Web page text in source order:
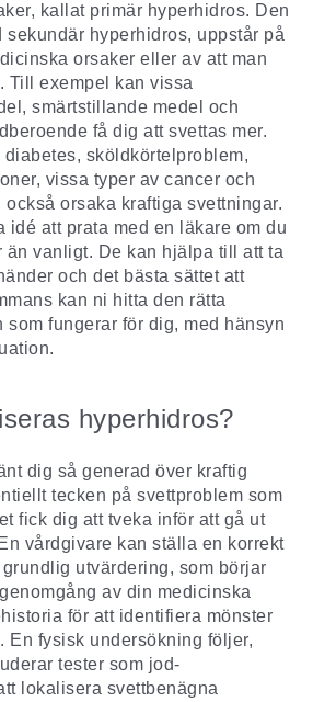
kallat primär hyperhidros. Den
sekundär hyperhidros, uppstår på
orsaker eller av att man
Till exempel kan vissa
smärtstillande medel och
få dig att svettas mer.
sköldkörtelproblem,
vissa typer av cancer och
orsaka kraftiga svettningar.
idé att prata med en läkare om du
än vanligt. De kan hjälpa till att ta
och det bästa sättet att
kan ni hitta den rätta
som fungerar för dig, med hänsyn
hyperhidros?
dig så generad över kraftig
tecken på svettproblem som
fick dig att tveka inför att gå ut
vårdgivare kan ställa en korrekt
utvärdering, som börjar
av din medicinska
för att identifiera mönster
En fysisk undersökning följer,
tester som jod-
lokalisera svettbenägna